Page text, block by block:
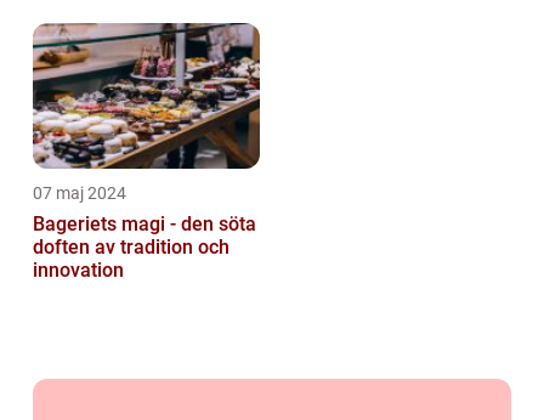
07 maj 2024
Bageriets magi - den söta
doften av tradition och
innovation